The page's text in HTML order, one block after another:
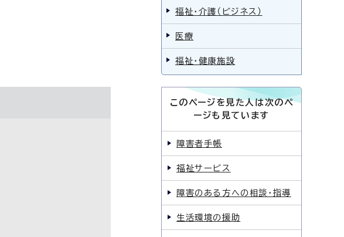
福祉・介護（ビジネス）
医療
福祉・健康施設
このページを見た人は次のペ
ージも見ています
障害者手帳
福祉サービス
障害のある方への相談・指導
生活環境の援助